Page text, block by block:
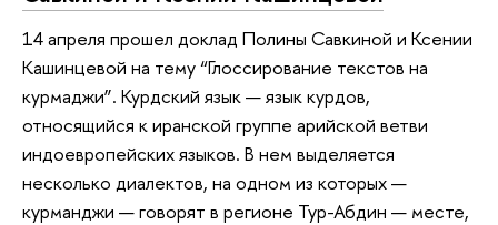
14 апреля прошел доклад Полины Савкиной и Ксении
Кашинцевой на тему “Глоссирование текстов на
курмаджи”. Курдский язык — язык курдов,
относящийся к иранской группе арийской ветви
индоевропейских языков. В нем выделяется
несколько диалектов, на одном из которых —
курманджи — говорят в регионе Тур-Абдин — месте,